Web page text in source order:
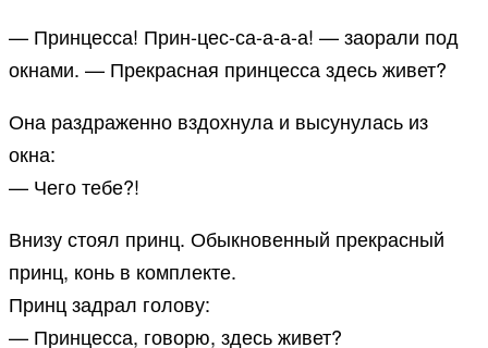
— Принцесса! Прин-цес-са-а-а-а! — заорали под
окнами. — Прекрасная принцесса здесь живет?
Она раздраженно вздохнула и высунулась из
окна:
— Чего тебе?!
Внизу стоял принц. Обыкновенный прекрасный
принц, конь в комплекте.
Принц задрал голову:
— Принцесса, говорю, здесь живет?